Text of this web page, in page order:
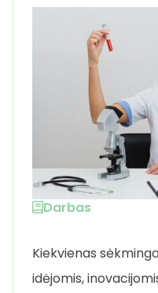
Darbas
Kiekvienas
idėjomis,